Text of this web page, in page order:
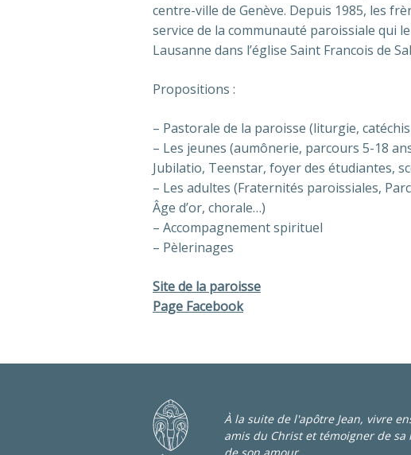
centre-ville de Genève. Depuis 1985, les
service de la communauté paroissiale qui
Lausanne dans l’église Saint Francois de
Propositions :
– Pastorale de la paroisse (liturgie,
– Les jeunes (aumônerie, parcours 5-18
Jubilatio, Teenstar, foyer des étudiantes,
– Les adultes (Fraternités paroissiales,
Âge d’or, chorale…)
– Accompagnement spirituel
– Pèlerinages
Site de la paroisse
Page Facebook
À la suite de l'apôtre Jean, vivre
amis du Christ et témoigner de sa
de son amour.